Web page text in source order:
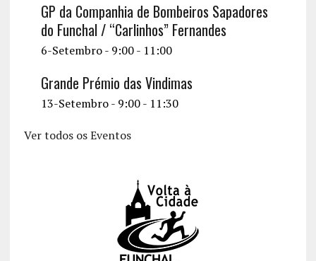
GP da Companhia de Bombeiros Sapadores
do Funchal / “Carlinhos” Fernandes
6-Setembro - 9:00- 11:00
Grande Prémio das Vindimas
13-Setembro - 9:00- 11:30
Ver todos os Eventos